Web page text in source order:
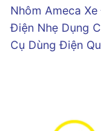
Nhôm Ameca
Điện Nhẹ Dụng
Cụ Dùng Điện